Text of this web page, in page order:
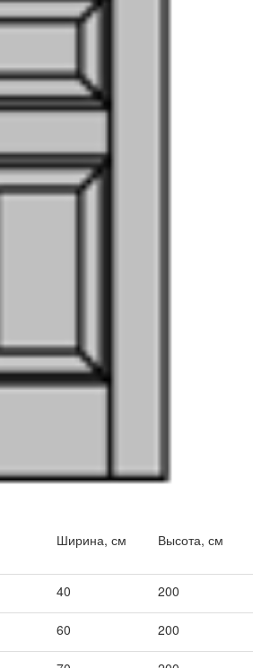
Ширина, см Высота, см
40 200
60 200